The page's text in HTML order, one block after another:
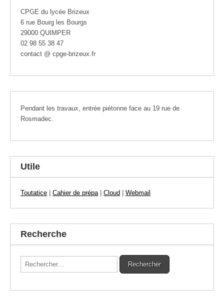
CPGE du lycée Brizeux
6 rue Bourg les Bourgs
29000 QUIMPER
02 98 55 38 47
contact @ cpge-brizeux.fr
Pendant les travaux, entrée piétonne face au 19 rue de
Rosmadec.
Utile
Toutatice Cahier de prépa Cloud Webmail
Recherche